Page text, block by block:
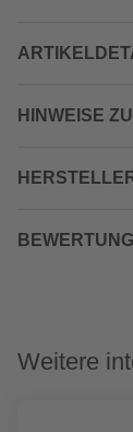
HINWEISE
Weitere